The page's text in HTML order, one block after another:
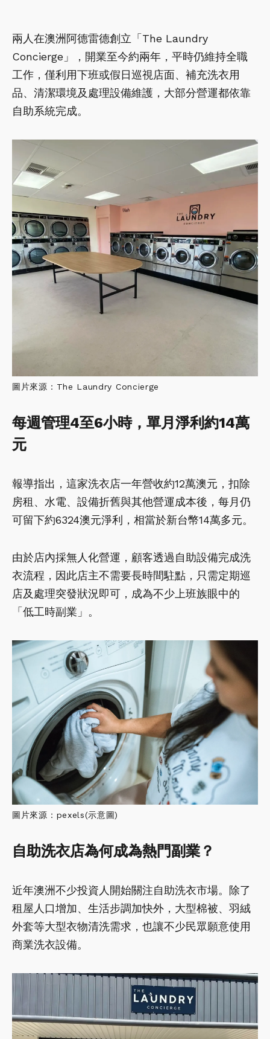
兩人在澳洲阿德雷德創立「The Laundry
Concierge」，開業至今約兩年，平時仍維持全職
工作，僅利用下班或假日巡視店面、補充洗衣用
品、清潔環境及處理設備維護，大部分營運都依靠
自助系統完成。
圖片來源：The Laundry Concierge
每週管理4至6小時，單月淨利約14萬
元
報導指出，這家洗衣店一年營收約12萬澳元，扣除
房租、水電、設備折舊與其他營運成本後，每月仍
可留下約6324澳元淨利，相當於新台幣14萬多元。
由於店內採無人化營運，顧客透過自助設備完成洗
衣流程，因此店主不需要長時間駐點，只需定期巡
店及處理突發狀況即可，成為不少上班族眼中的
「低工時副業」。
圖片來源：pexels(示意圖)
自助洗衣店為何成為熱門副業？
近年澳洲不少投資人開始關注自助洗衣市場。除了
租屋人口增加、生活步調加快外，大型棉被、羽絨
外套等大型衣物清洗需求，也讓不少民眾願意使用
商業洗衣設備。